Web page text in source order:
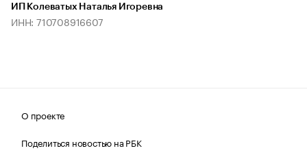
ИП Колеватых Наталья Игоревна
ИНН: 710708916607
О проекте
Поделиться новостью на РБК